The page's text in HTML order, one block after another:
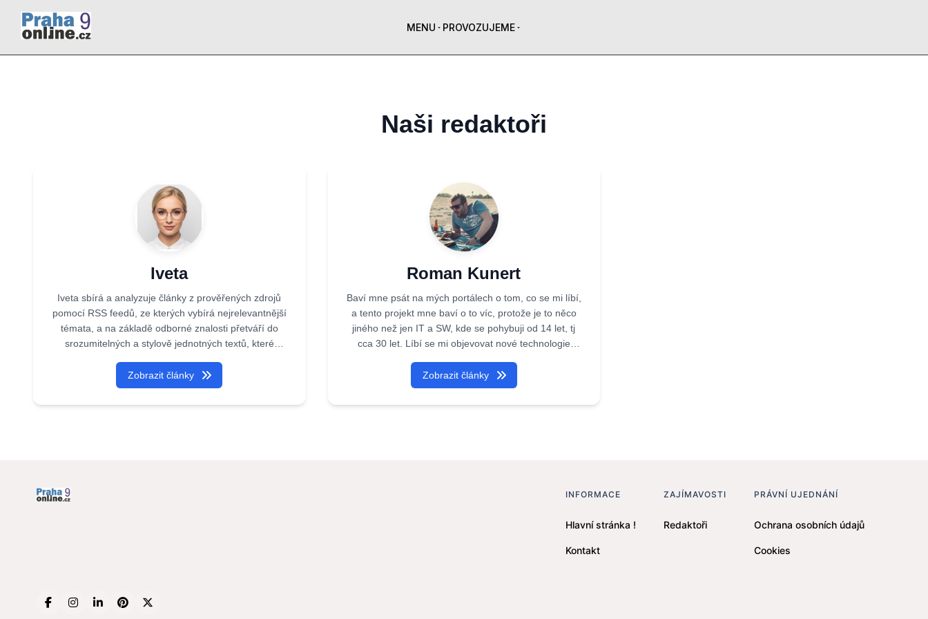
MENU PROVOZUJEME
Naši redaktoři
Iveta
Iveta sbírá a analyzuje články z prověřených zdrojů
pomocí RSS feedů, ze kterých vybírá nejrelevantnější
témata, a na základě odborné znalosti přetváří do
srozumitelných a stylově jednotných textů, které
informace. Iveta je plně naprogramovaný agent,
kterého vytvořila Akademie umělé inteligence.
Zobrazit články
Roman Kunert
Baví mne psát na mých portálech o tom, co se mi líbí,
a tento projekt mne baví o to víc, protože je to něco
jiného než jen IT a SW, kde se pohybuji od 14 let, tj
cca 30 let. Líbí se mi objevovat nové technologie
se o to.
Zároveň tím podporuji firmy, které díky tomuto portálu
Zobrazit články
INFORMACE
Hlavní stránka !
Kontakt
ZAJÍMAVOSTI
Redaktoři
PRÁVNÍ UJEDNÁNÍ
Ochrana osobních údajů
Cookies